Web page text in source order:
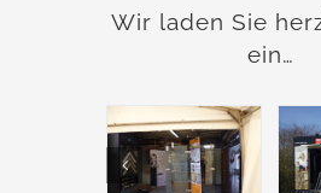
Wir laden Sie
ein…